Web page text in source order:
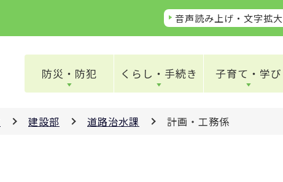
音声読み上げ・文字拡大
防災・防犯 くらし・手続き 子育て・学び
建設部 道路治水課 計画・工務係